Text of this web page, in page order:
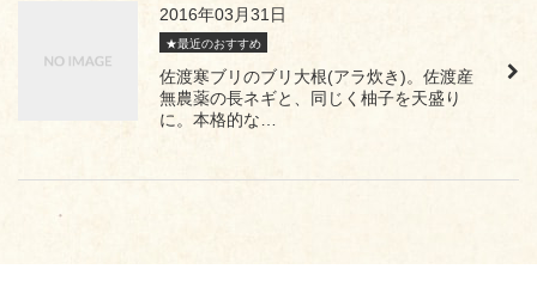
2016年03月31日
★最近のおすすめ
佐渡寒ブリのブリ大根(アラ炊き)。佐渡産
無農薬の長ネギと、同じく柚子を天盛り
に。本格的な…